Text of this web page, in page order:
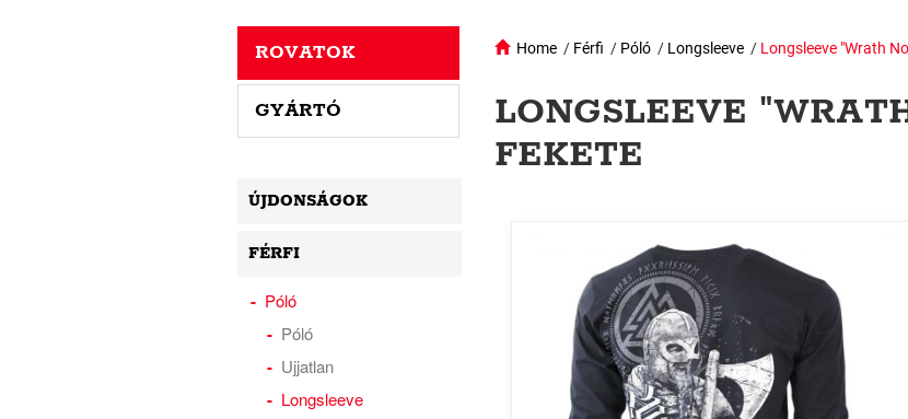
Home / Férfi / Póló / Longsleeve / Longsleeve "Wrath
LONGSLEEVE
FEKETE
ROVATOK
GYÁRTÓ
ÚJDONSÁGOK
FÉRFI
Póló
Póló
Ujjatlan
Longsleeve